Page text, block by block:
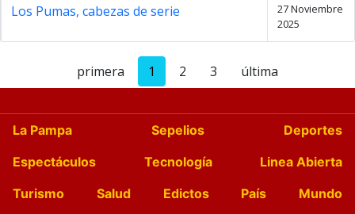
Los Pumas, cabezas de serie
27 Noviembre
2025
primera 1 2 3 última
La Pampa Sepelios
Deportes
Espectáculos
Tecnología
Linea Abierta
Turismo
Salud Edictos País
Mundo